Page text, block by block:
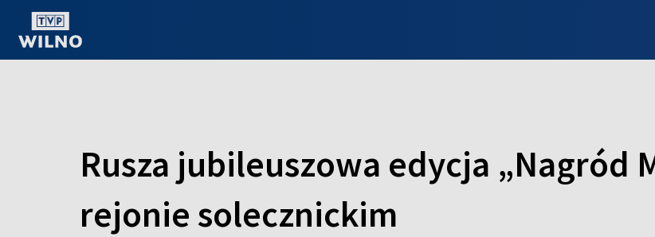
Rusza jubileuszowa edycja „Nagród
rejonie solecznickim